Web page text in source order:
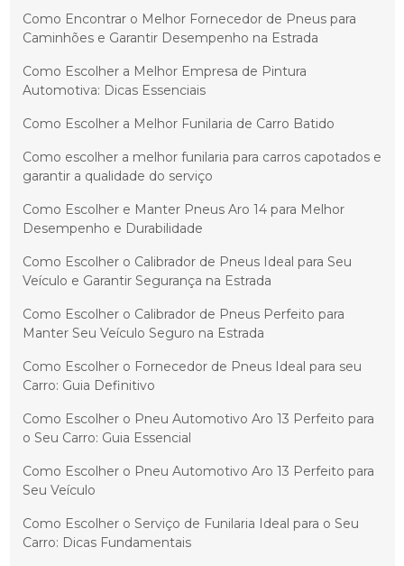
Como Encontrar o Melhor Fornecedor de Pneus para
Caminhões e Garantir Desempenho na Estrada
Como Escolher a Melhor Empresa de Pintura
Automotiva: Dicas Essenciais
Como Escolher a Melhor Funilaria de Carro Batido
Como escolher a melhor funilaria para carros capotados e
garantir a qualidade do serviço
Como Escolher e Manter Pneus Aro 14 para Melhor
Desempenho e Durabilidade
Como Escolher o Calibrador de Pneus Ideal para Seu
Veículo e Garantir Segurança na Estrada
Como Escolher o Calibrador de Pneus Perfeito para
Manter Seu Veículo Seguro na Estrada
Como Escolher o Fornecedor de Pneus Ideal para seu
Carro: Guia Definitivo
Como Escolher o Pneu Automotivo Aro 13 Perfeito para
o Seu Carro: Guia Essencial
Como Escolher o Pneu Automotivo Aro 13 Perfeito para
Seu Veículo
Como Escolher o Serviço de Funilaria Ideal para o Seu
Carro: Dicas Fundamentais